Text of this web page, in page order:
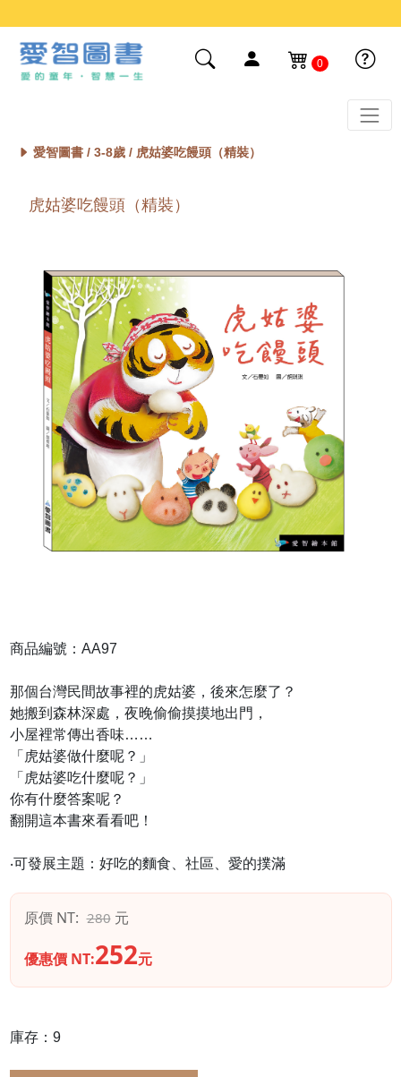
0
愛智圖書 / 3-8歲/ 虎姑婆吃饅頭（精裝）
虎姑婆吃饅頭（精裝）
商品編號：AA97
那個台灣民間故事裡的虎姑婆，後來怎麼了？
她搬到森林深處，夜晚偷偷摸摸地出門，
小屋裡常傳出香味……
「虎姑婆做什麼呢？」
「虎姑婆吃什麼呢？」
你有什麼答案呢？
翻開這本書來看看吧！
‧可發展主題：好吃的麵食、社區、愛的撲滿
原價 NT: 280元
優惠價 NT:252元
庫存：9